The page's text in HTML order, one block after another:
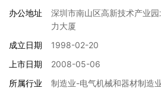
办公地址
深圳市南山区高新技术产业
力大厦
成立日期
1998-02-20
上市日期
2008-05-06
所属行业
制造业-电气机械和器材制造